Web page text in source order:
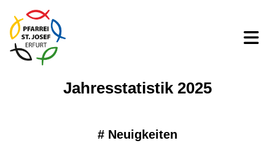
Jahresstatistik 2025
# Neuigkeiten